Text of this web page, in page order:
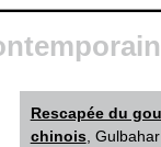
Rescapée du
chinois ,